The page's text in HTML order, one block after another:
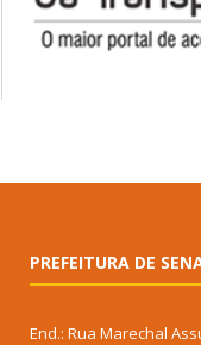
PREFEITURA DE
End.: Rua Marechal